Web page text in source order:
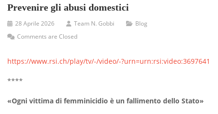
Prevenire gli abusi domestici
28 Aprile 2026 Team N. Gobbi
Blog
Comments are Closed
https://www.rsi.ch/play/tv/-/video/-?urn=urn:rsi:video:3697641
****
«Ogni vittima di femminicidio è un fallimento dello Stato»